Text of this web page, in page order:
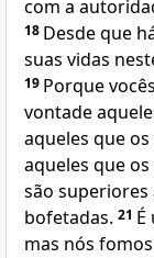
com a
18 Desde que
suas vidas
19 Porque
vontade
aqueles que
aqueles que
são superiores
bofetadas. 21 É
mas nós